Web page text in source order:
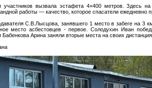
участников вызвала эстафета 4×400 метров. Здесь
работы — качество, которое спасатели ежедневно
С.В.Лысцова, занявшего 1 место в забеге на 3
место асбестовцев - первое. Солодухин Иван
Арина заняли вторые места на своих